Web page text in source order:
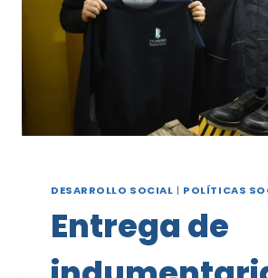
DESARROLLO SOCIAL | POLÍTICAS
Entrega de